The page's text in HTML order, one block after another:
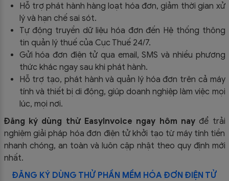
Hỗ trợ phát hành hàng loạt hóa đơn, giảm thời gian xử
lý và hạn chế sai sót.
Tự động truyền dữ liệu hóa đơn đến Hệ thống thông
tin quản lý thuế của Cục Thuế 24/7.
Gửi hóa đơn điện tử qua email, SMS và nhiều phương
thức khác ngay sau khi phát hành.
Hỗ trợ tạo, phát hành và quản lý hóa đơn trên cả máy
tính và thiết bị di động, giúp doanh nghiệp làm việc mọi
lúc, mọi nơi.
Đăng ký dùng thử EasyInvoice ngay hôm nayđể trải
nghiệm giải pháp hóa đơn điện tử khởi tạo từ máy tính tiền
nhanh chóng, an toàn và luôn cập nhật theo quy định mới
nhất.
ĐĂNG KÝ DÙNG THỬ PHẦN MỀM HÓA ĐƠN ĐIỆN TỬ